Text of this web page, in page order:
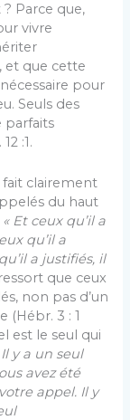
Parce que,
vivre
et que cette
pour
Seuls des
parfaits
:1.
fait clairement
du haut
« Et ceux qu’il a
qu’il a
a justifiés, il
que ceux
non pas d’un
(Hébr. 3 : 1
est le seul qui
Il y a un seul
avez été
appel. Il y